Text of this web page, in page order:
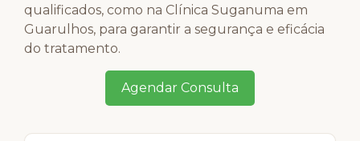
qualificados, como na Clínica Suganuma em
Guarulhos, para garantir a segurança e eficácia
do tratamento.
Agendar Consulta